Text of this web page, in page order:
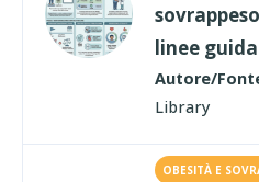
linee guida
Autore/
Library
OBESITÀ E